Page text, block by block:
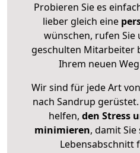
Probieren Sie es
lieber gleich eine
wünschen, rufen Sie
geschulten Mitarbeiter
Ihrem neuen
Wir sind für jede Art
nach Sandrup
helfen, den Stress
minimieren, damit
Lebensabschnitt